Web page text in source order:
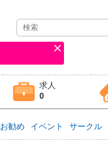
求人
0
お勧め イベント サークル